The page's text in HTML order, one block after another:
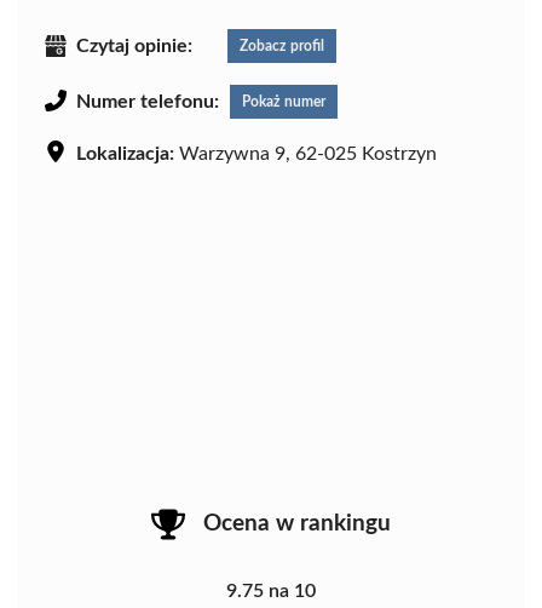
Czytaj opinie: Zobacz profil
Numer telefonu: Pokaż numer
Lokalizacja: Warzywna 9, 62-025 Kostrzyn
Ocena w rankingu
9.75 na 10